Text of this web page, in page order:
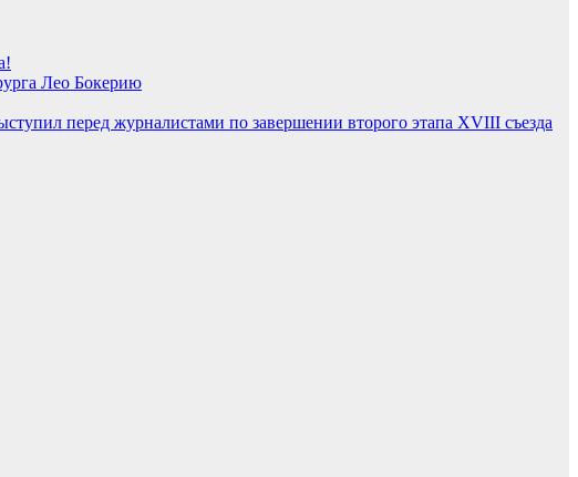
Лео Бокерию
перед журналистами по завершении второго этапа XVIII съезда